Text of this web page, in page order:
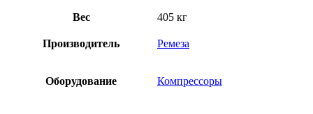
Вес 405 кг
Производитель Ремеза
Оборудование Компрессоры